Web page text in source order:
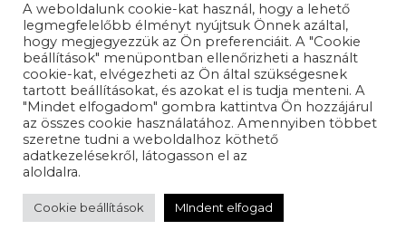
ADATVÉDELEM
PANASZKEZELÉS
AKADÁLYMENTESÍTÉSI NYILATKOZAT
A weboldalunk cookie-kat használ, hogy a lehető
legmegfelelőbb élményt nyújtsuk Önnek azáltal,
hogy megjegyezzük az Ön preferenciáit. A "Cookie
beállítások" menüpontban ellenőrizheti a használt
cookie-kat, elvégezheti az Ön által szükségesnek
tartott beállításokat, és azokat el is tudja menteni. A
"Mindet elfogadom" gombra kattintva Ön hozzájárul
az összes cookie használatához. Amennyiben többet
szeretne tudni a weboldalhoz köthető
adatkezelésekről, látogasson el az
aloldalra.
Cookie beállítások MIndent elfogad